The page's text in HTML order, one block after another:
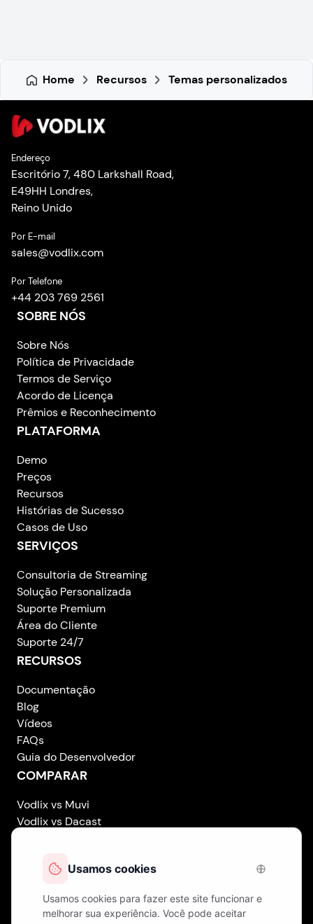
Home Recursos Temas personalizados
Endereço
Escritório 7, 480 Larkshall Road,
E49HH Londres,
Reino Unido
Por E-mail
sales@vodlix.com
Por Telefone
+44 203 769 2561
SOBRE NÓS
Sobre Nós
Política de Privacidade
Termos de Serviço
Acordo de Licença
Prêmios e Reconhecimento
PLATAFORMA
Demo
Preços
Recursos
Histórias de Sucesso
Casos de Uso
SERVIÇOS
Consultoria de Streaming
Solução Personalizada
Suporte Premium
Área do Cliente
Suporte 24/7
RECURSOS
Documentação
Blog
Vídeos
FAQs
Guia do Desenvolvedor
COMPARAR
Vodlix vs Muvi
Vodlix vs Dacast
Vodlix vs Brightcove